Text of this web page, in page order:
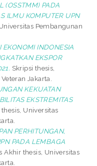
(OSSTMM) PADA
ILMU KOMPUTER UPN
Pembangunan
EKONOMI INDONESIA
EKSPOR
Skripsi thesis,
Jakarta.
KEKUATAN
EKSTREMITAS
Universitas
PERHITUNGAN,
PADA LEMBAGA
Akhir thesis, Universitas